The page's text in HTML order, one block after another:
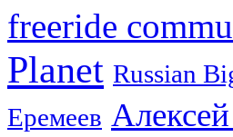
freeride
Planet Russian
Еремеев